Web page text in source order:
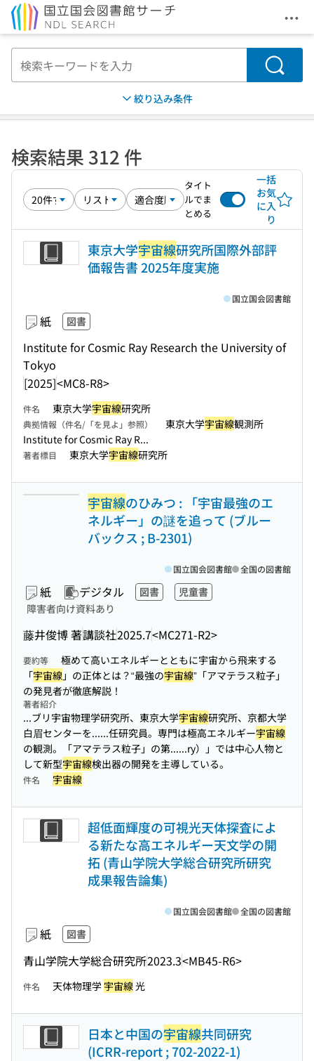
メ
検索
絞り込み条件
検索結果 312 件
タイト
ルでま
とめる
一括
お気
に入
り
東京大学宇宙線研究所国際外部評
価報告書 2025年度実施
紙 図書
Institute for Cosmic Ray Research the University of
Tokyo
[2025]<MC8-R8>
国立国会図書館
件名 東京大学宇宙線研究所
典拠情報（件名/「を見よ」参照） 東京大学宇宙線観測所
Institute for Cosmic Ray R...
著者標目 東京大学宇宙線研究所
宇宙線のひみつ : 「宇宙最強のエ
ネルギー」の謎を追って (ブルー
バックス ; B-2301)
紙 デジタル 図書
児童書
障害者向け資料あり
藤井俊博 著講談社2025.7<MC271-R2>
国立国会図書館 全国の図書館
要約等
極めて高いエネルギーとともに宇宙から飛来する
「宇宙線」の正体とは？“最強の宇宙線”「アマテラス粒子」
の発見者が徹底解説！
著者紹介
...ブリ宇宙物理学研究所、東京大学宇宙線研究所、京都大学
白眉センターを......任研究員。専門は極高エネルギー宇宙線
の観測。「アマテラス粒子」の第......ry）」では中心人物と
して新型宇宙線検出器の開発を主導している。
件名 宇宙線
超低面輝度の可視光天体探査によ
る新たな高エネルギー天文学の開
拓 (青山学院大学総合研究所研究
成果報告論集)
紙 図書
青山学院大学総合研究所2023.3<MB45-R6>
国立国会図書館 全国の図書館
件名 天体物理学 宇宙線光
日本と中国の宇宙線共同研究
(ICRR-report ; 702-2022-1)